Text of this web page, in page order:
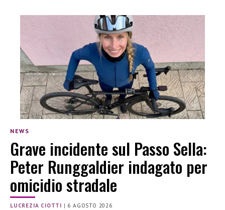
NEWS
Grave incidente sul Passo Sella:
Peter Runggaldier indagato per
omicidio stradale
LUCREZIA CIOTTI | 6 AGOSTO 2026